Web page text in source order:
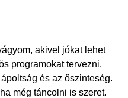
akivel jókat lehet
programokat tervezni.
és az őszinteség.
még táncolni is szeret.